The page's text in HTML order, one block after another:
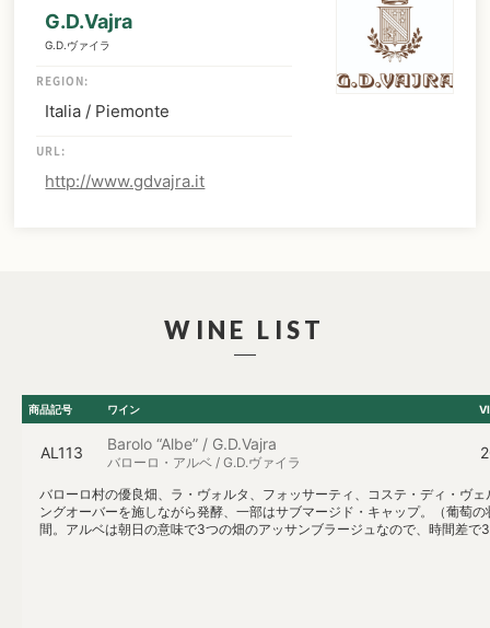
G.D.Vajra
G.D.ヴァイラ
REGION:
Italia / Piemonte
URL:
http://www.gdvajra.it
WINE LIST
商品記号 ワイン
AL113 Barolo “Albe” / G.D.Vajra
バローロ・アルベ / G.D.ヴァイラ
バローロ村の優良畑、ラ・ヴォルタ、フォッサーティ、コステ・ディ・ヴ
ングオーバーを施しながら発酵、一部はサブマージド・キャップ。（葡萄
間。アルベは朝日の意味で3つの畑のアッサンブラージュなので、時間差